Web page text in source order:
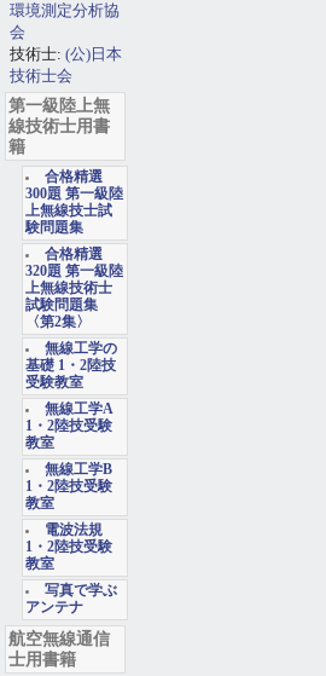
環境測定分析協
会
技術士: (公)日本
技術士会
第一級陸上無
線技術士用書
籍
合格精選
300題 第一級陸
上無線技士試
験問題集
合格精選
320題 第一級陸
上無線技術士
試験問題集
〈第2集〉
無線工学の
基礎 1・2陸技
受験教室
無線工学A
1・2陸技受験
教室
無線工学B
1・2陸技受験
教室
電波法規
1・2陸技受験
教室
写真で学ぶ
アンテナ
航空無線通信
士用書籍